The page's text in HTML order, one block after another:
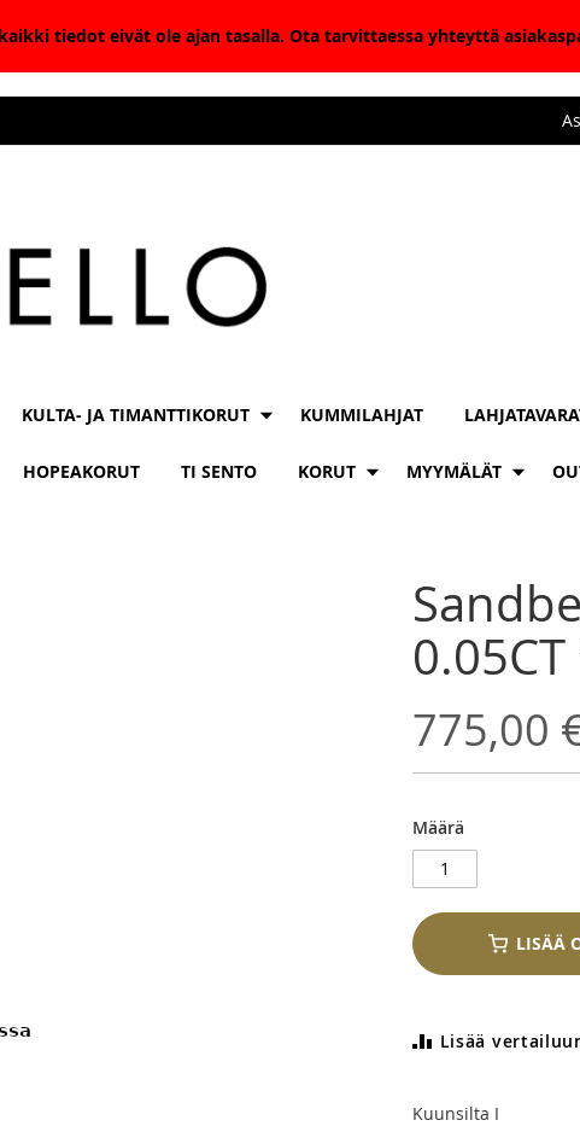
tiedot eivät ole ajan tasalla. Ota tarvittaessa yhteyttä
KULTA- JA TIMANTTIKORUT KUMMILAHJAT
HOPEAKORUT TI SENTO KORUT MYYMÄLÄT
775,00
Määrä
LISÄÄ
Lisää
Kuunsilta I